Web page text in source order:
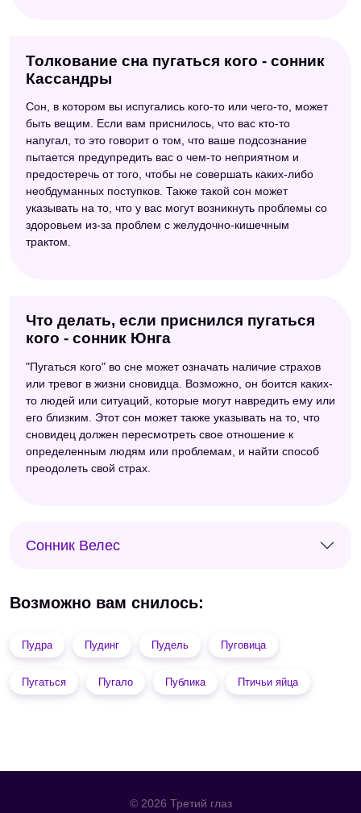
Толкование сна пугаться кого - сонник
Кассандры
Сон, в котором вы испугались кого-то или чего-то, может
быть вещим. Если вам приснилось, что вас кто-то
напугал, то это говорит о том, что ваше подсознание
пытается предупредить вас о чем-то неприятном и
предостеречь от того, чтобы не совершать каких-либо
необдуманных поступков. Также такой сон может
указывать на то, что у вас могут возникнуть проблемы со
здоровьем из-за проблем с желудочно-кишечным
трактом.
Что делать, если приснился пугаться
кого - сонник Юнга
"Пугаться кого" во сне может означать наличие страхов
или тревог в жизни сновидца. Возможно, он боится каких-
то людей или ситуаций, которые могут навредить ему или
его близким. Этот сон может также указывать на то, что
сновидец должен пересмотреть свое отношение к
определенным людям или проблемам, и найти способ
преодолеть свой страх.
Сонник Велес
Возможно вам снилось:
Пудра Пудинг Пудель Пуговица
Пугаться Пугало Публика Птичьи яйца
© 2026 Третий глаз